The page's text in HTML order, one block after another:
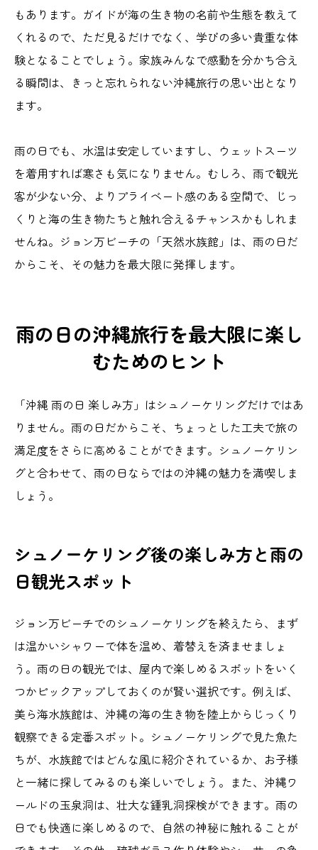
もあります。ガイドが海の生き物の名前や生態を教えて
くれるので、ただ見るだけでなく、学びの多い貴重な体
験となることでしょう。家族みんなで感動を分かち合え
る瞬間は、きっと忘れられない沖縄旅行の思い出となり
ます。
雨の日でも、水温は安定していますし、ウェットスーツ
を着用すれば寒さも気になりません。むしろ、雨で観光
客が少ない分、よりプライベート感のある空間で、じっ
くりと海の生き物たちと触れ合えるチャンスかもしれま
せんね。ジョン万ビーチの「天然水族館」は、雨の日だ
からこそ、その魅力を最大限に発揮します。
雨の日の沖縄旅行を最大限に楽し
むためのヒント
「沖縄 雨の日 楽しみ方」はシュノーケリングだけではあ
りません。雨の日だからこそ、ちょっとした工夫で旅の
満足度をさらに高めることができます。シュノーケリン
グと合わせて、雨の日ならではの沖縄の魅力を満喫しま
しょう。
シュノーケリング後の楽しみ方と雨の
日観光スポット
ジョン万ビーチでのシュノーケリングを終えたら、まず
は温かいシャワーで体を温め、着替えを済ませましょ
う。雨の日の観光では、屋内で楽しめるスポットをいく
つかピックアップしておくのが賢い選択です。例えば、
美ら海水族館は、沖縄の海の生き物を陸上からじっくり
観察できる定番スポット。シュノーケリングで見た魚た
ちが、水族館ではどんな風に紹介されているか、お子様
と一緒に探してみるのも楽しいでしょう。また、沖縄ワ
ールドの玉泉洞は、壮大な鍾乳洞探検ができます。雨の
日でも快適に楽しめるので、自然の神秘に触れることが